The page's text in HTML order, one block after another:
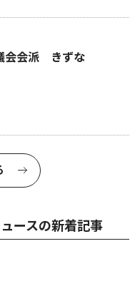
会会派 きずな
ースの新着記事